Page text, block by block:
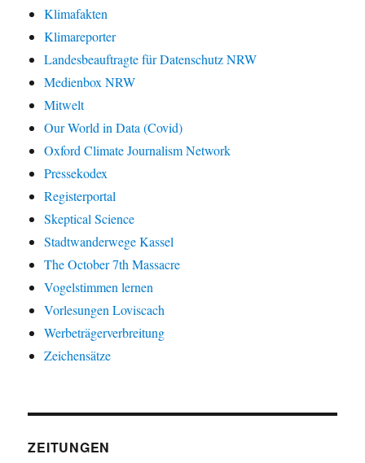
Klimafakten
Klimareporter
Landesbeauftragte für Datenschutz NRW
Medienbox NRW
Mitwelt
Our World in Data (Covid)
Oxford Climate Journalism Network
Pressekodex
Registerportal
Skeptical Science
Stadtwanderwege Kassel
The October 7th Massacre
Vogelstimmen lernen
Vorlesungen Loviscach
Werbeträgerverbreitung
Zeichensätze
ZEITUNGEN